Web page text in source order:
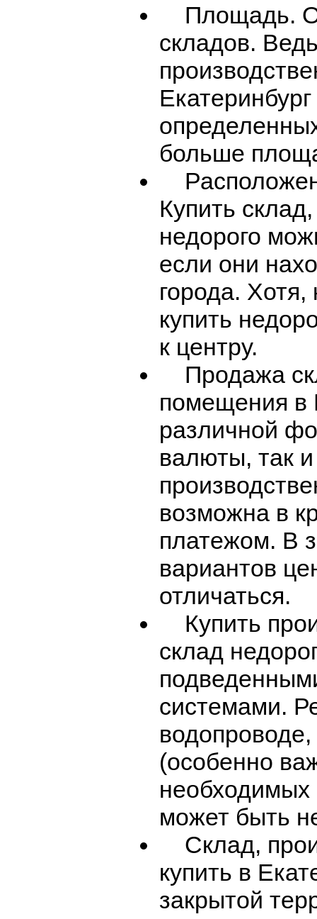
Площадь.
складов.
больше
Купить
недорого
если они
города.
купить
к центру.
Продажа
помещения в
различной
валюты, так
возможна в
платежом. В
вариантов
отличаться.
Купить
склад
системами.
(особенно
необходимых
может быть
Склад,
купить в
закрытой